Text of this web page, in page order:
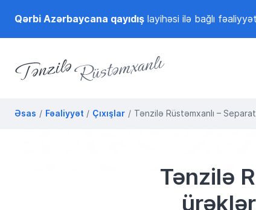
Qərbi Azərbaycana qayıdış layihəsi ilə bağlı
Əsas Fəaliyyət Çıxışlar Tənzilə Rüstəmxanlı –
Tənzilə